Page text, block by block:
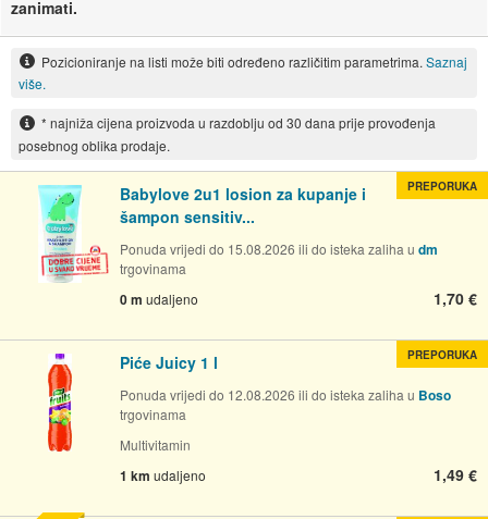
zanimati.
Pozicioniranje na listi može biti određeno različitim parametrima. Saznaj
više.
* najniža cijena proizvoda u razdoblju od 30 dana prije provođenja
posebnog oblika prodaje.
Babylove 2u1 losion za kupanje i
šampon sensitiv...
Ponuda vrijedi do 15.08.2026 ili do isteka zaliha u dm
trgovinama
0 m udaljeno 1,70 €
PREPORUKA
Piće Juicy 1 l
Ponuda vrijedi do 12.08.2026 ili do isteka zaliha u Boso
trgovinama
Multivitamin
1 km udaljeno 1,49 €
PREPORUKA